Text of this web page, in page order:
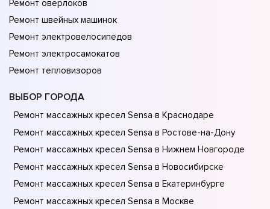
Ремонт оверлоков
Ремонт швейных машинок
Ремонт электровелосипедов
Ремонт электросамокатов
Ремонт тепловизоров
ВЫБОР ГОРОДА
Ремонт массажных кресел Sensa в Краснодаре
Ремонт массажных кресел Sensa в Ростове-на-Донy
Ремонт массажных кресел Sensa в Нижнем Новгороде
Ремонт массажных кресел Sensa в Новосибирске
Ремонт массажных кресел Sensa в Екатеринбурге
Ремонт массажных кресел Sensa в Москве